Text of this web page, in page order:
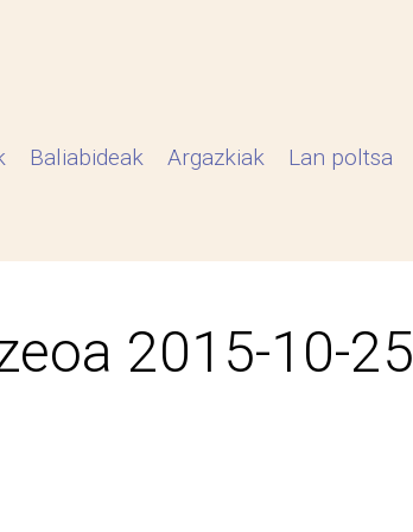
Baliabideak Argazkiak Lan poltsa
2015-10-25